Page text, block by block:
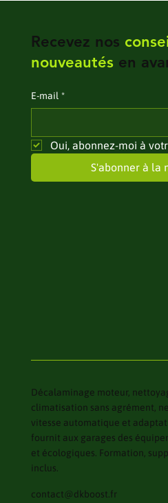
Recevez nos
nouveautésen
E‑mail *
Oui, abonnez-moi à
S'abonner à la
Décalaminage moteur,
climatisation sans agrément,
vitesse automatique et
fournit aux garages des
et écologiques. Formation,
inclus.
contact@dkboost.fr